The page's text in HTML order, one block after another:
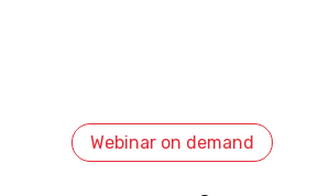
Webinar on demand